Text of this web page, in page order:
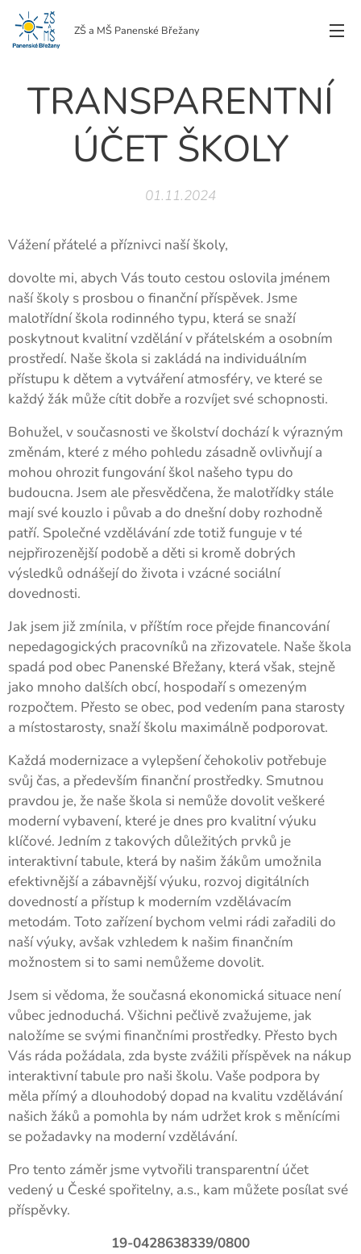
ZŠ a MŠ Panenské Břežany
TRANSPARENTNÍ
ÚČET ŠKOLY
01.11.2024
Vážení přátelé a příznivci naší školy,
dovolte mi, abych Vás touto cestou oslovila jménem
naší školy s prosbou o finanční příspěvek. Jsme
malotřídní škola rodinného typu, která se snaží
poskytnout kvalitní vzdělání v přátelském a osobním
prostředí. Naše škola si zakládá na individuálním
přístupu k dětem a vytváření atmosféry, ve které se
každý žák může cítit dobře a rozvíjet své schopnosti.
Bohužel, v současnosti ve školství dochází k výrazným
změnám, které z mého pohledu zásadně ovlivňují a
mohou ohrozit fungování škol našeho typu do
budoucna. Jsem ale přesvědčena, že malotřídky stále
mají své kouzlo i půvab a do dnešní doby rozhodně
patří. Společné vzdělávání zde totiž funguje v té
nejpřirozenější podobě a děti si kromě dobrých
výsledků odnášejí do života i vzácné sociální
dovednosti.
Jak jsem již zmínila, v příštím roce přejde financování
nepedagogických pracovníků na zřizovatele. Naše škola
spadá pod obec Panenské Břežany, která však, stejně
jako mnoho dalších obcí, hospodaří s omezeným
rozpočtem. Přesto se obec, pod vedením pana starosty
a místostarosty, snaží školu maximálně podporovat.
Každá modernizace a vylepšení čehokoliv potřebuje
svůj čas, a především finanční prostředky. Smutnou
pravdou je, že naše škola si nemůže dovolit veškeré
moderní vybavení, které je dnes pro kvalitní výuku
klíčové. Jedním z takových důležitých prvků je
interaktivní tabule, která by našim žákům umožnila
efektivnější a zábavnější výuku, rozvoj digitálních
dovedností a přístup k moderním vzdělávacím
metodám. Toto zařízení bychom velmi rádi zařadili do
naší výuky, avšak vzhledem k našim finančním
možnostem si to sami nemůžeme dovolit.
Jsem si vědoma, že současná ekonomická situace není
vůbec jednoduchá. Všichni pečlivě zvažujeme, jak
naložíme se svými finančními prostředky. Přesto bych
Vás ráda požádala, zda byste zvážili příspěvek na nákup
interaktivní tabule pro naši školu. Vaše podpora by
měla přímý a dlouhodobý dopad na kvalitu vzdělávání
našich žáků a pomohla by nám udržet krok s měnícími
se požadavky na moderní vzdělávání.
Pro tento záměr jsme vytvořili transparentní účet
vedený u České spořitelny, a.s., kam můžete posílat své
příspěvky.
19-0428638339/0800